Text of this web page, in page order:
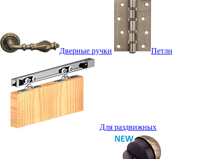
Дверные ручки Петли
Для раздвижных